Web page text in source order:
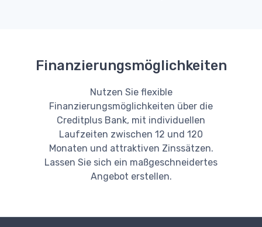
Finanzierungsmöglichkeiten
Nutzen Sie flexible
Finanzierungsmöglichkeiten über die
Creditplus Bank, mit individuellen
Laufzeiten zwischen 12 und 120
Monaten und attraktiven Zinssätzen.
Lassen Sie sich ein maßgeschneidertes
Angebot erstellen.